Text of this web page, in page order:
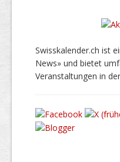
Swisskalender.ch ist
News» und bietet
Veranstaltungen in